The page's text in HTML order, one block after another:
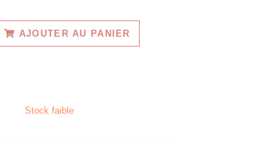
AJOUTER AU PANIER
Stock faible